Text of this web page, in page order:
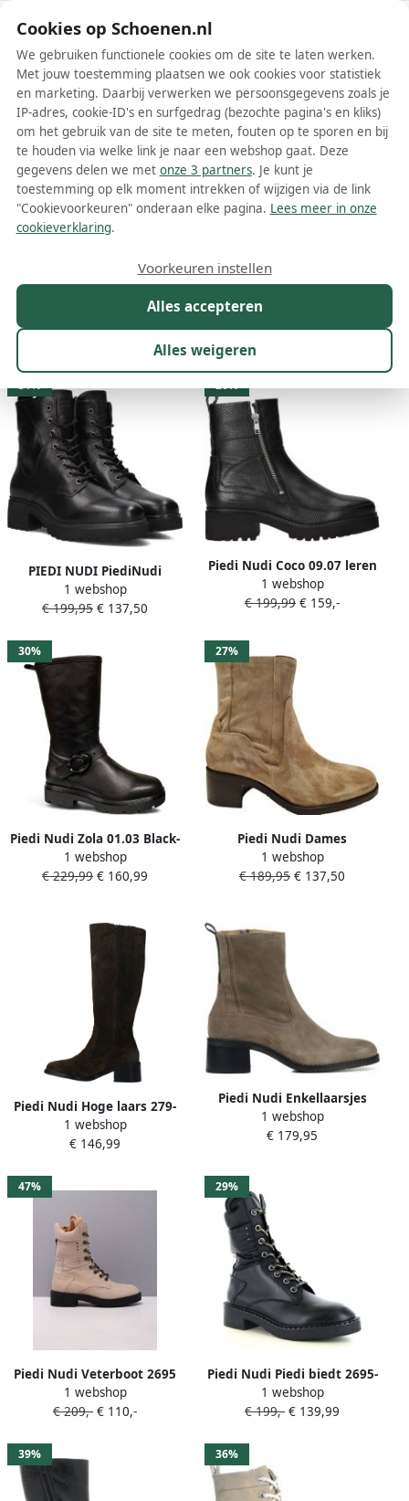
Schoenen.nl
Wis filters Alle filters
Piedi Nudi dames laarzen
Meer lezen
Kleur Prijs
10 resultaten:
31%
PIEDI NUDI PiediNudi
Enkelboots Dames Fara
01.07 Maat: 41 Kleur: Zwart
1 webshop
€ 199,95 € 137,50
20%
Piedi Nudi Coco 09.07 leren
enkellaarzen zwart
1 webshop
€ 199,99 € 159,-
30%
Piedi Nudi Zola 01.03 Black-
3 4 laars -korte laars -lange
laars
1 webshop
€ 229,99 € 160,99
27%
Piedi Nudi Dames
Enkellaars Silva 09.07 Warm
Stone Beige
1 webshop
€ 189,95 € 137,50
Piedi Nudi Hoge laars 279-
04.03 Groen
1 webshop
€ 146,99
Piedi Nudi Enkellaarsjes
Dames Laarzen
Damesschoenen Suède 2679
1 webshop
€ 179,95
47%
Piedi Nudi Veterboot 2695
Dames Beige
1 webshop
€ 209,- € 110,-
29%
Piedi Nudi Piedi biedt 2695-
02.01pn zwart Dames
1 webshop
€ 199,- € 139,99
39% 36%
Cookies op Schoenen.nl
We gebruiken functionele cookies om de site te laten werken.
Met jouw toestemming plaatsen we ook cookies voor statistiek
en marketing. Daarbij verwerken we persoonsgegevens zoals je
IP-adres, cookie-ID's en surfgedrag (bezochte pagina's en kliks)
om het gebruik van de site te meten, fouten op te sporen en bij
te houden via welke link je naar een webshop gaat. Deze
gegevens delen we met onze 3 partners. Je kunt je
toestemming op elk moment intrekken of wijzigen via de link
"Cookievoorkeuren" onderaan elke pagina. Lees meer in onze
cookieverklaring.
Alles accepteren
Alles weigeren
Voorkeuren instellen